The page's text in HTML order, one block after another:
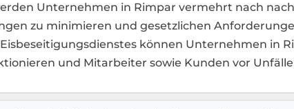
Unternehmen in Rimpar vermehrt nach
zu minimieren und gesetzlichen
können Unternehmen in
und Mitarbeiter sowie Kunden vor